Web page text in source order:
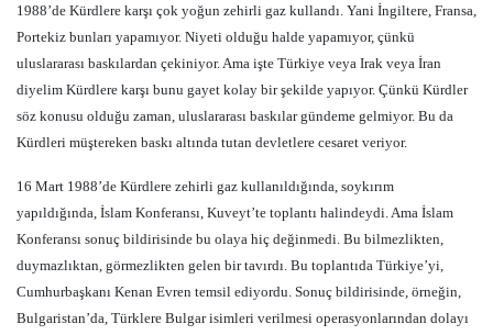
1988’de Kürdlere karşı çok yoğun zehirli gaz kullandı. Yani İngiltere, Fransa,
Portekiz bunları yapamıyor. Niyeti olduğu halde yapamıyor, çünkü
uluslararası baskılardan çekiniyor. Ama işte Türkiye veya Irak veya İran
diyelim Kürdlere karşı bunu gayet kolay bir şekilde yapıyor. Çünkü Kürdler
söz konusu olduğu zaman, uluslararası baskılar gündeme gelmiyor. Bu da
Kürdleri müştereken baskı altında tutan devletlere cesaret veriyor.
16 Mart 1988’de Kürdlere zehirli gaz kullanıldığında, soykırım
yapıldığında, İslam Konferansı, Kuveyt’te toplantı halindeydi. Ama İslam
Konferansı sonuç bildirisinde bu olaya hiç değinmedi. Bu bilmezlikten,
duymazlıktan, görmezlikten gelen bir tavırdı. Bu toplantıda Türkiye’yi,
Cumhurbaşkanı Kenan Evren temsil ediyordu. Sonuç bildirisinde, örneğin,
Bulgaristan’da, Türklere Bulgar isimleri verilmesi operasyonlarından dolayı